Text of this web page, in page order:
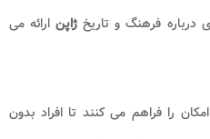
درباره فرهنگ و تاریخ ژاپن ارائه می
را فراهم می کنند تا افراد بدون